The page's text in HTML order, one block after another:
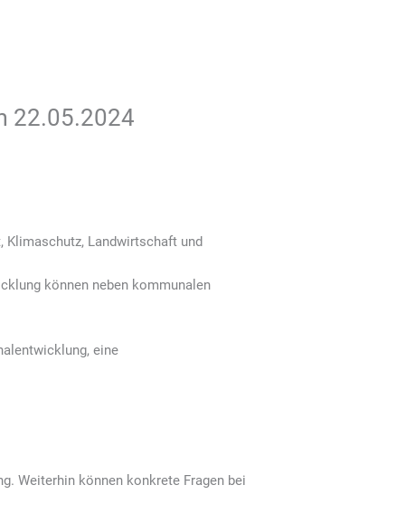
22.05.2024
Klimaschutz, Landwirtschaft und
können neben kommunalen
eine
Weiterhin können konkrete Fragen bei